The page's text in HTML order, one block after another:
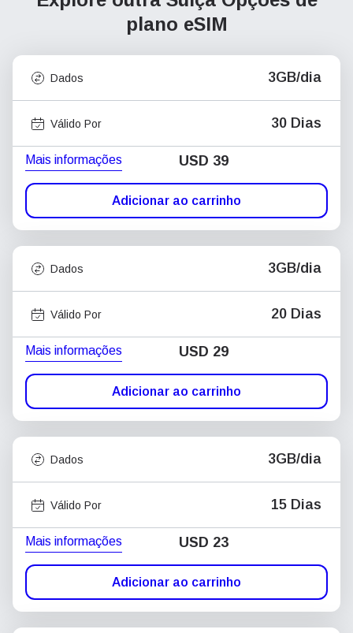
plano eSIM
Dados 3GB/dia
Válido Por 30 Dias
Mais informações USD 39
Adicionar ao carrinho
Dados 3GB/dia
Válido Por 20 Dias
Mais informações USD 29
Adicionar ao carrinho
Dados 3GB/dia
Válido Por 15 Dias
Mais informações USD 23
Adicionar ao carrinho